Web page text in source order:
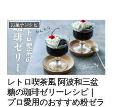
を紹介します。
お菓子レシピ
レトロ喫茶風 阿波和三盆
糖の珈琲ゼリーレシピ｜
プロ愛用のおすすめ粉ゼラ